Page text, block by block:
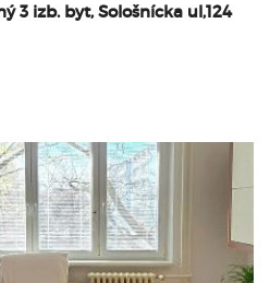
3 izb. byt, Sološnícka ul,124